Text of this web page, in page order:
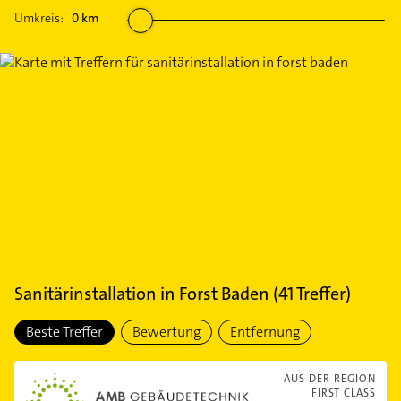
Umkreis: 0 km
Sanitärinstallation in Forst Baden (41Treffer)
Beste Treffer Bewertung Entfernung
AUS DER REGION
FIRST CLASS